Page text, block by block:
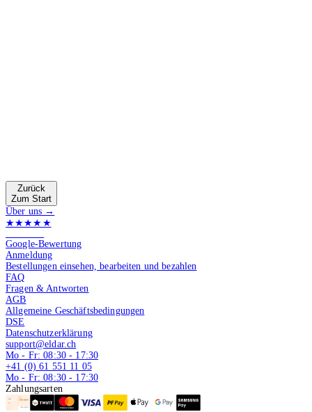
Zurück
Zum Start
Über uns →
★★★★★
Google-Bewertung
Anmeldung
Bestellungen einsehen, bearbeiten und bezahlen
FAQ
Fragen & Antworten
AGB
Allgemeine Geschäftsbedingungen
DSE
Datenschutzerklärung
support@eldar.ch
Mo - Fr: 08:30 - 17:30
+41 (0) 61 551 11 05
Mo - Fr: 08:30 - 17:30
Zahlungsarten